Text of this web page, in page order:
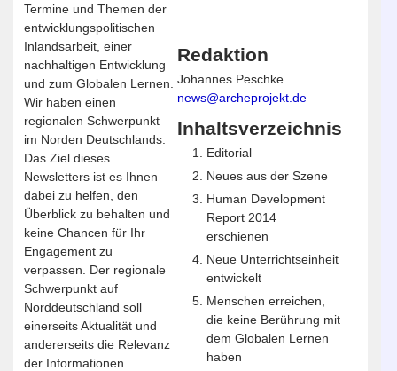
Termine und Themen der
entwicklungspolitischen
Inlandsarbeit, einer
nachhaltigen Entwicklung
und zum Globalen Lernen.
Wir haben einen
regionalen Schwerpunkt
im Norden Deutschlands.
Das Ziel dieses
Newsletters ist es Ihnen
dabei zu helfen, den
Überblick zu behalten und
keine Chancen für Ihr
Engagement zu
verpassen. Der regionale
Schwerpunkt auf
Norddeutschland soll
einerseits Aktualität und
andererseits die Relevanz
der Informationen
Redaktion
Johannes Peschke
news@archeprojekt.de
Inhaltsverzeichnis
Editorial
Neues aus der Szene
Human Development
Report 2014
erschienen
Neue Unterrichtseinheit
entwickelt
Menschen erreichen,
die keine Berührung mit
dem Globalen Lernen
haben